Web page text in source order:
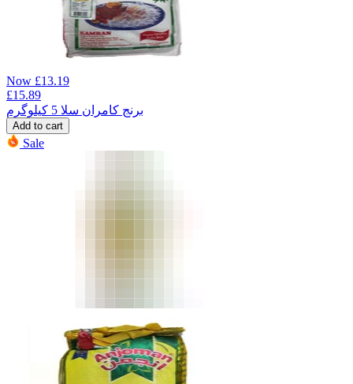
Now £13.19
£15.89
برنج کامران سلا 5 کیلوگرم
Add to cart
Sale